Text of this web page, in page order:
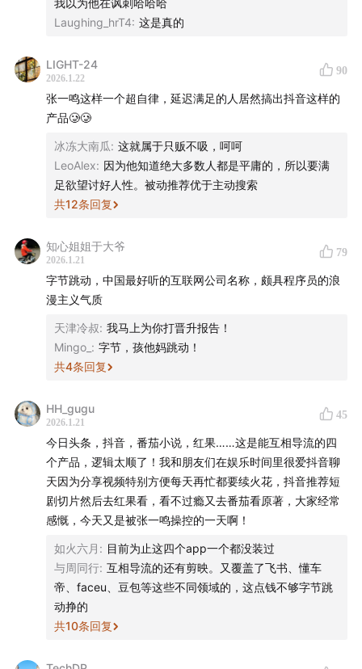
01coffee
👔半拿铁周边购买淘宝店：小羊商店Sheepedia
📖 半拿铁全新周边：《人工智能风云录》纸质书，可在各
大电商平台购买。天猫店铺目前为 5 折
时间轴
高考志愿选择与大学经历
早期技术探索与创业铺垫
创业历程与九九房的发展
37:29 字节跳动的早期发展与未来构想
字节跳动的推荐系统逐渐成型。
1:06:15今日头条的崛起与产品特色
张一鸣的至暗时刻与融资困境
今日头条广告系统与商业化发展
字节跳动的独特内容运营模式
1:33:31
我以为他在讽刺哈哈哈
Laughing_hrT4: 这是真的
LIGHT-24
2026.1.22
90
张一鸣这样一个超自律，延迟满足的人居然搞出抖音这样的
产品🥲🥲
冰冻大南瓜: 这就属于只贩不吸，呵呵
LeoAlex: 因为他知道绝大多数人都是平庸的，所以要满
足欲望讨好人性。被动推荐优于主动搜索
共12条回复
知心姐姐于大爷
2026.1.21
79
字节跳动，中国最好听的互联网公司名称，颇具程序员的浪
漫主义气质
天津冷叔: 我马上为你打晋升报告！
Mingo_ : 字节，孩他妈跳动！
共4条回复
HH_gugu
2026.1.21
45
今日头条，抖音，番茄小说，红果……这是能互相导流的四
个产品，逻辑太顺了！我和朋友们在娱乐时间里很爱抖音聊
天因为分享视频特别方便每天再忙都要续火花，抖音推荐短
剧切片然后去红果看，看不过瘾又去番茄看原著，大家经常
感慨，今天又是被张一鸣操控的一天啊！
如火六月 : 目前为止这四个app一个都没装过
与周同行: 互相导流的还有剪映。又覆盖了飞书、懂车
帝、faceu、豆包等这些不同领域的，这点钱不够字节跳
动挣的
共10条回复